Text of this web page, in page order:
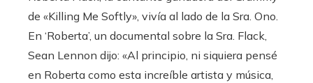
de «Killing Me Softly», vivía al lado de la Sra. Ono.
En ‘Roberta’, un documental sobre la Sra. Flack,
Sean Lennon dijo: «Al principio, ni siquiera pensé
en Roberta como esta increíble artista y música,